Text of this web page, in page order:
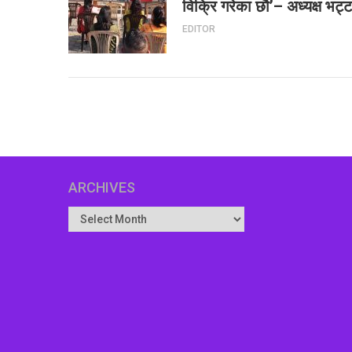
विक्रि गरेका छौ’– अध्यक्ष
EDITOR
ARCHIVES